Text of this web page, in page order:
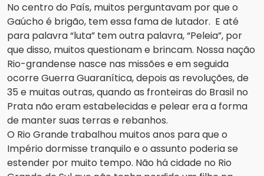
No centro do País, muitos perguntavam por que o
Gaúcho é brigão, tem essa fama de lutador. E até
para palavra “luta” tem outra palavra, “Peleia”, por
que disso, muitos questionam e brincam. Nossa nação
Rio-grandense nasce nas missões e em seguida
ocorre Guerra Guaranítica, depois as revoluções, de
35 e muitas outras, quando as fronteiras do Brasil no
Prata não eram estabelecidas e pelear era a forma
de manter suas terras e rebanhos.
O Rio Grande trabalhou muitos anos para que o
Império dormisse tranquilo e o assunto poderia se
estender por muito tempo. Não há cidade no Rio